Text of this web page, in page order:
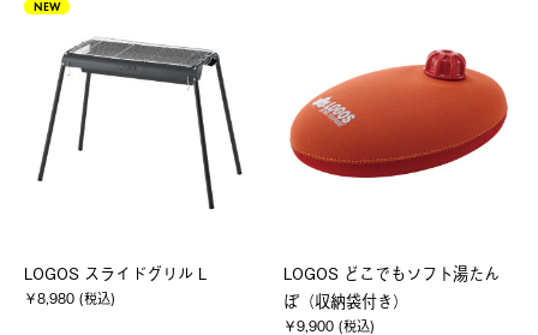
NEW
LOGOS スライドグリル L
￥8,980 (税込)
LOGOS どこでもソフト湯たん
ぽ（収納袋付き）
￥9,900 (税込)